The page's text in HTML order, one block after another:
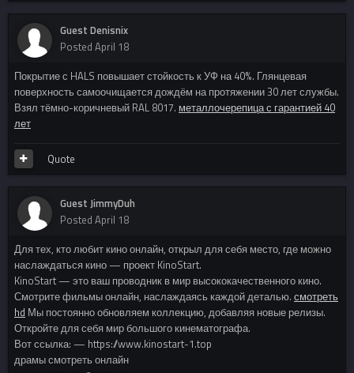
Guest Denisnix
Posted April 18
Покрытие с HALS повышает стойкость к УФ на 40%. Глянцевая
поверхность самоочищается дождём на протяжении 30 лет службы.
Взял тёмно-коричневый RAL 8017. металлочерепица с гарантией 40
лет
Quote
Guest JimmyDuh
Posted April 18
Для тех, кто любит кино онлайн, открыл для себя место, где можно
наслаждаться кино — проект KinoStart.
KinoStart — это ваш проводник в мир высококачественного кино.
Смотрите фильмы онлайн, наслаждаясь каждой деталью. смотреть
hd Мы постоянно обновляем коллекцию, добавляя новые релизы.
Откройте для себя мир большого кинематографа.
Вот ссылка: — https://www.kinostart-1.top
драмы смотреть онлайн